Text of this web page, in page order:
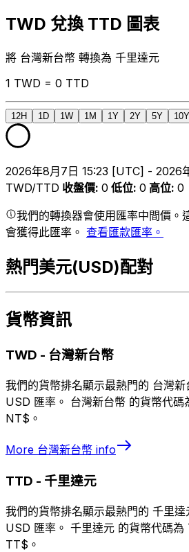
TWD 兌換 TTD 圖表
將 台灣新台幣 轉換為 千里達元
1 TWD = 0 TTD
12H 1D 1W 1M 1Y 2Y 5Y 10Y
2026年8月7日 15:23 [UTC] - 2026
TWD/TTD 收盤價: 0 低位: 0 高位: 0
我們的轉換器會使用匯率中間價。
會獲得此匯率。 查看匯款匯率。
熱門美元(USD)配對
貨幣資訊
TWD - 台灣新台幣
我們的貨幣排名顯示最熱門的 台灣
USD 匯率。 台灣新台幣 的貨幣代
NT$。
More 台灣新台幣 info
TTD - 千里達元
我們的貨幣排名顯示最熱門的 千里
USD 匯率。 千里達元 的貨幣代碼
TT$。